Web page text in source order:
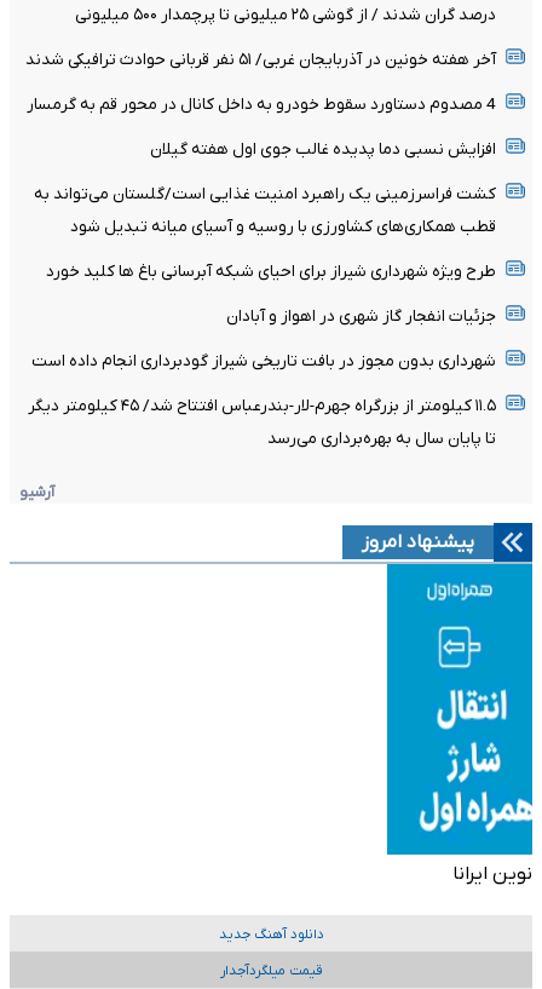
درصد گران شدند / از گوشی ۲۵ میلیونی تا پرچمدار ۵۰۰ میلیونی
آخر هفته خونین در آذربایجان غربی/ ۵۱ نفر قربانی حوادث ترافیکی شدند
4 مصدوم دستاورد سقوط خودرو به داخل کانال در محور قم به گرمسار
افزایش نسبی دما پدیده غالب جوی اول هفته گیلان
کشت فراسرزمینی یک راهبرد امنیت غذایی است/گلستان می‌تواند به
قطب همکاری‌های کشاورزی با روسیه و آسیای میانه تبدیل شود
طرح ویژه شهرداری شیراز برای احیای شبکه آبرسانی باغ ها کلید خورد
جزئیات انفجار گاز شهری در اهواز و آبادان
شهرداری بدون مجوز در بافت تاریخی شیراز گودبرداری انجام داده است
۱۱.۵ کیلومتر از بزرگراه جهرم-لار-بندرعباس افتتاح شد/ ۴۵ کیلومتر دیگر
تا پایان سال به بهره‌برداری می‌رسد
آرشیو
پیشنهاد امروز
نوین ایرانا
دانلود آهنگ جدید
قیمت میلگردآجدار